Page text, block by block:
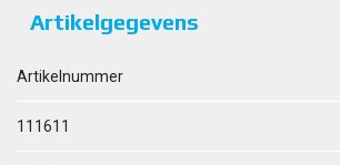
Artikelgegevens
Artikelnummer
111611